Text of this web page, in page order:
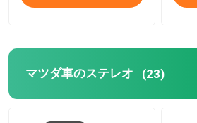
マツダ車のステレオ (23)